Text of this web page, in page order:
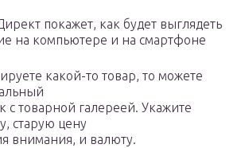
покажет, как будет выглядеть
на компьютере и на смартфоне
какой-то товар, то можете
с товарной галереей. Укажите
старую цену
внимания, и валюту.